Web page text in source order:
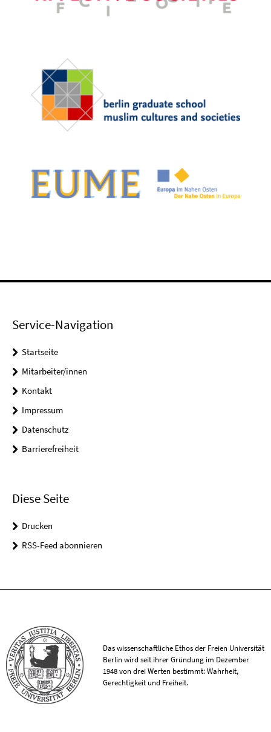
Service-Navigation
Startseite
Mitarbeiter/innen
Kontakt
Impressum
Datenschutz
Barrierefreiheit
Diese Seite
Drucken
RSS-Feed abonnieren
Das wissenschaftliche Ethos der Freien Universität
Berlin wird seit ihrer Gründung im Dezember
1948 von drei Werten bestimmt: Wahrheit,
Gerechtigkeit und Freiheit.